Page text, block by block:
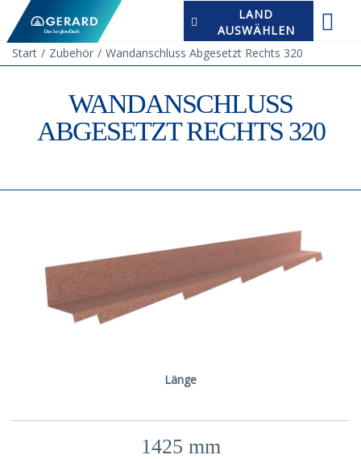
LAND
AUSWÄHLEN
Start
Zubehör Wandanschluss Abgesetzt Rechts 320
WANDANSCHLUSS
ABGESETZT RECHTS 320
Länge
1425 mm